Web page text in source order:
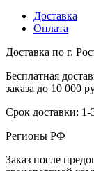
Доставка
Оплата
Доставка по г.
Бесплатная
заказа до 10 000
Срок доставки: 1-
Регионы РФ
Заказ после